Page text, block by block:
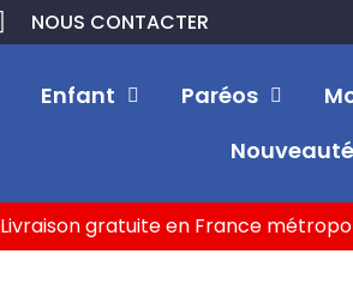
NOUS CONTACTER
Enfant Paréos
Livraison gratuite en France